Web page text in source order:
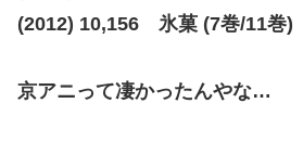
(2012) 10,156 氷菓 (7巻/11巻)
京アニって凄かったんやな…